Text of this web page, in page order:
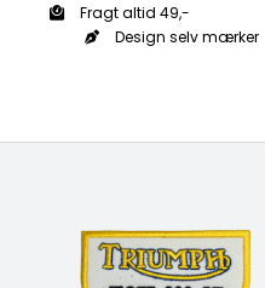
Fragt altid 49,-
Design selv mærker